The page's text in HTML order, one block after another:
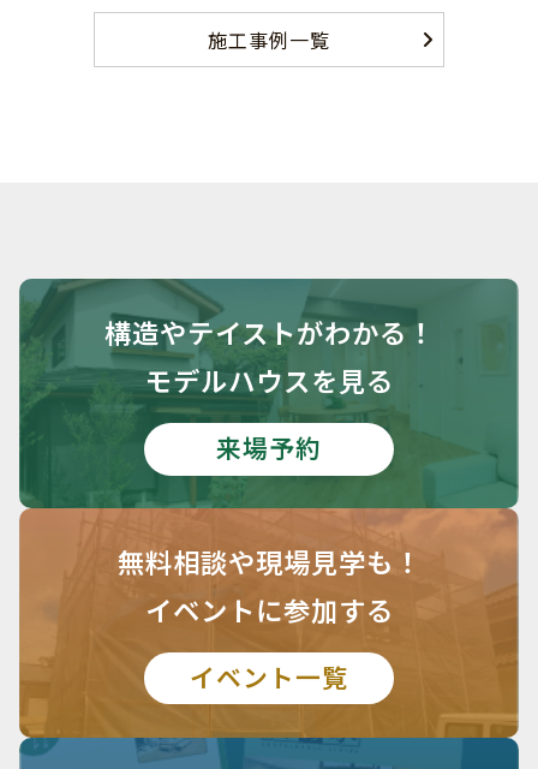
施工事例一覧
構造やテイストがわかる！
モデルハウスを見る
来場予約
無料相談や現場見学も！
イベントに参加する
イベント一覧